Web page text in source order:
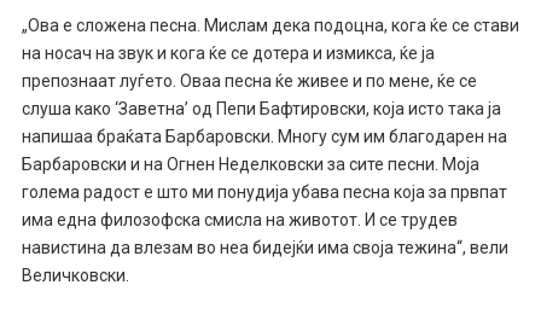
„Ова е сложена песна. Мислам дека подоцна, кога ќе се стави
на носач на звук и кога ќе се дотера и измикса, ќе ја
препознаат луѓето. Оваа песна ќе живее и по мене, ќе се
слуша како ‘Заветна’ од Пепи Бафтировски, која исто така ја
напишаа браќата Барбаровски. Многу сум им благодарен на
Барбаровски и на Огнен Неделковски за сите песни. Моја
голема радост е што ми понудија убава песна која за првпат
има една филозофска смисла на животот. И се трудев
навистина да влезам во неа бидејќи има своја тежина“, вели
Величковски.